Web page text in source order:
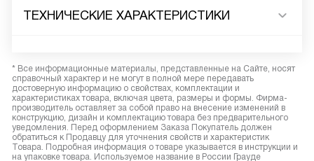
ТЕХНИЧЕСКИЕ ХАРАКТЕРИСТИКИ
* Все информационные материалы, представленные на Сайте, носят
справочный характер и не могут в полной мере передавать
достоверную информацию о свойствах, комплектации и
характеристиках товара, включая цвета, размеры и формы. Фирма-
производитель оставляет за собой право на внесение изменений в
конструкцию, дизайн и комплектацию товара без предварительного
уведомления. Перед оформлением Заказа Покупатель должен
обратиться к Продавцу для уточнения свойств и характеристик
Товара. Подробная информация о товаре указывается в инструкции и
на упаковке товара. Используемое название в России Грауде